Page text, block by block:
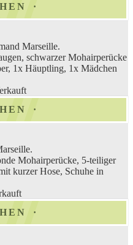
Marseille.
schwarzer Mohairperücke
1x Häuptling, 1x Mädchen
Mohairperücke, 5-teiliger
kurzer Hose, Schuhe in